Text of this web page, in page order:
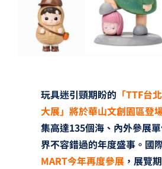
玩具迷引頸期盼的「TTF台
大展」將於華山文創園區登
集高達135個海、內外參展
界不容錯過的年度盛事。國
MART今年再度參展，展覽